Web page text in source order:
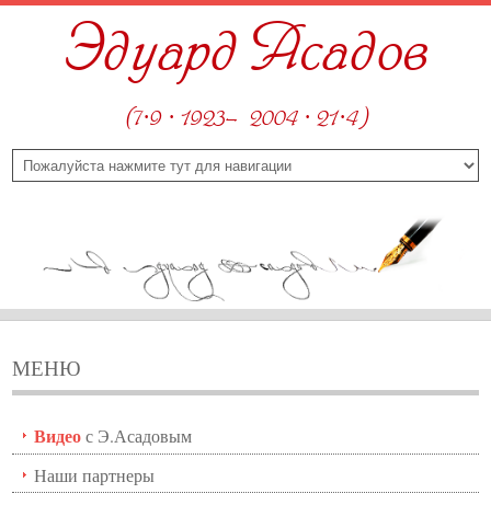
Эдуард Асадов
(7·9 · 1923—2004 · 21·4)
МЕНЮ
Видеос Э.Асадовым
Наши партнеры